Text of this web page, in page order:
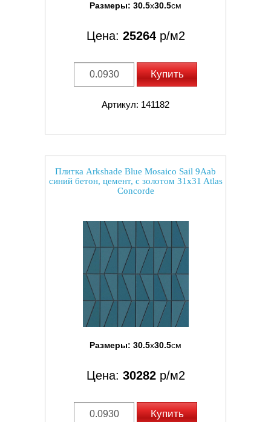
Размеры: 30.5x30.5см
Цена: 25264р/м2
Купить
Артикул: 141182
Плитка Arkshade Blue Mosaico Sail 9Aab
синий бетон, цемент, с золотом 31x31 Atlas
Concorde
Размеры: 30.5x30.5см
Цена: 30282р/м2
Купить